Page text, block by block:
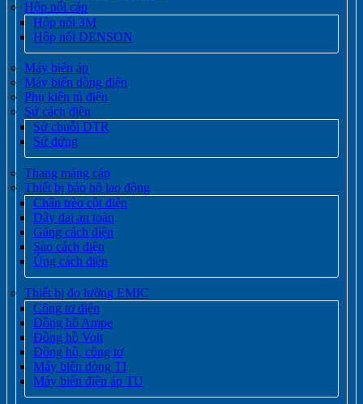
Hộp nối cáp
Hộp nối 3M
Hộp nối DENSON
Máy biến áp
Máy biến dòng điện
Phụ kiện tủ điện
Sứ cách điện
Sứ chuỗi DTR
Sứ đứng
Thang máng cáp
Thiết bị bảo hộ lao động
Chân trèo cột điện
Dây đai an toàn
Găng cách điện
Sào cách điện
Ủng cách điện
Thiết bị đo lường EMIC
Công tơ điện
Đồng hồ Ampe
Đồng hồ Volt
Đồng hồ, công tơ
Máy biến dòng TI
Máy biến điện áp TU